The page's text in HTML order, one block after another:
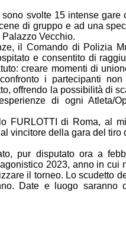
svolte 15 intense gare
di gruppo e ad una
Vecchio.
il Comando di Polizia
e consentito di
creare momenti di
i partecipanti
offrendo la possibilità di
di ogni Atleta/
FURLOTTI di Roma, al
vincitore della gara del tiro
pur disputato ora a
2023, anno in cui
il torneo. Lo scudetto
Date e luogo saranno